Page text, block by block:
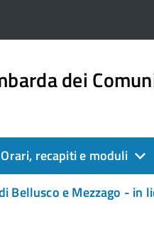
dei
Orari, recapiti e moduli
Bellusco e Mezzago - in